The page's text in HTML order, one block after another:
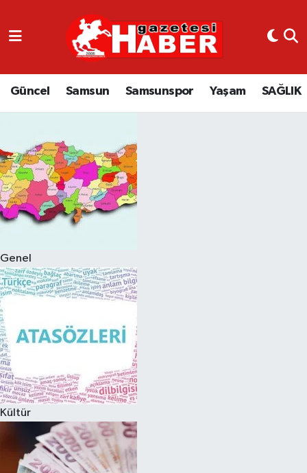
Güncel Samsun Samsunspor Yaşam SAĞLIK
Genel
Kültür
GÜNCEL
SAMSUN
EKONOMİ
YAŞAM